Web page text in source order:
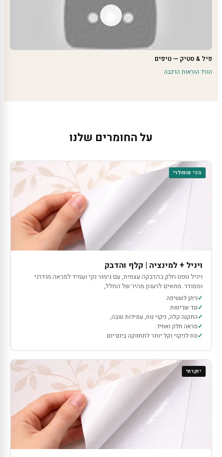
פיל & סטיק — טיפים
הורד הוראות הרכבה
על החומרים שלנו
הכי פופולרי
ויניל + למינציה | קלף והדבק
ויניל טפט חלק בהדבקה עצמית, עם גימור נקי ועמיד למראה מודרני
ומסודר. מתאים לרענון מהיר של החלל,
ניתן לשטיפה
נגד שריטות
התקנה קלה, ניקוי נוח, עמידות טובה,
מראה חלק ואחיד.
נוח לניקוי וקל יותר לתחזוקה ביום־יום
יוקרתי